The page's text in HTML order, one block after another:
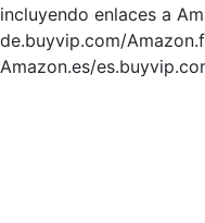
incluyendo enlaces a
de.buyvip.com/
Amazon.es/